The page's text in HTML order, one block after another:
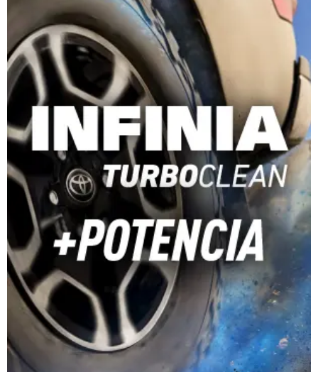
Estoy de acuerdo con las
condiciones y políticas de
privacidad.